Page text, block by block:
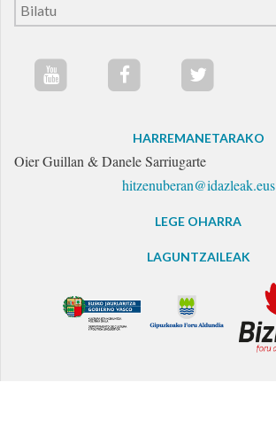
HARREMANETARAKO
Oier Guillan & Danele Sarriugarte
hitzenuberan@idazleak.eus
LEGE OHARRA
LAGUNTZAILEAK